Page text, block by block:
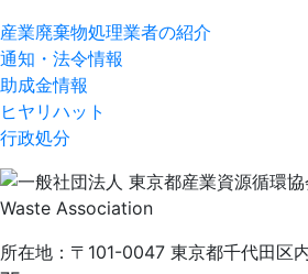
産業廃棄物処理業者の紹介
通知・法令情報
助成金情報
ヒヤリハット
行政処分
所在地：〒101-0047 東京都千代田区